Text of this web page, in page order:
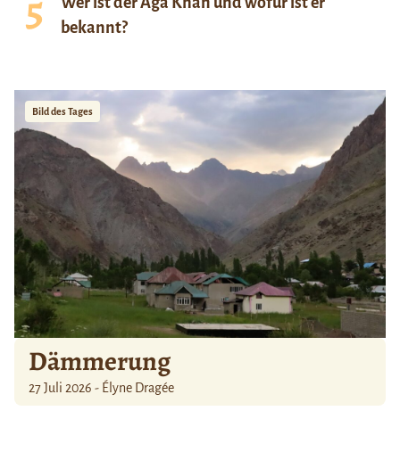
bekannt?
Bild des Tages
Dämmerung
27 Juli 2026 - Élyne Dragée